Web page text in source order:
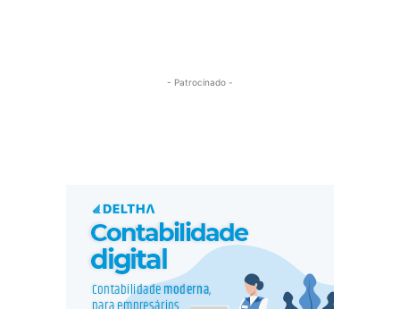
- Patrocinado -